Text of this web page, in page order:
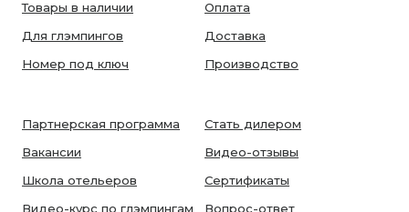
Товары в наличии
Для глэмпингов
Номер под ключ
Оплата
Доставка
Производство
Партнерская программа
Вакансии
Школа отельеров
Видео-курс по глэмпингам
Стать дилером
Видео-отзывы
Сертификаты
Вопрос-ответ